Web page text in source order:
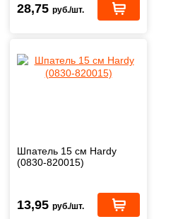
28,75 руб./шт.
Шпатель 15 см Hardy
(0830-820015)
13,95 руб./шт.